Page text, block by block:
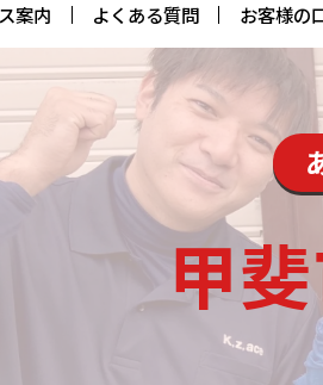
案内 よくある質問 お客様の
甲